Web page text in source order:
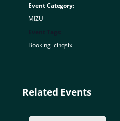
Event Category:
MIZU
Booking, cinqsix
Related Events